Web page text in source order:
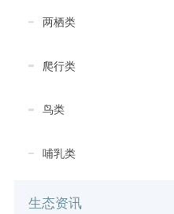
两栖类
爬行类
鸟类
哺乳类
生态资讯